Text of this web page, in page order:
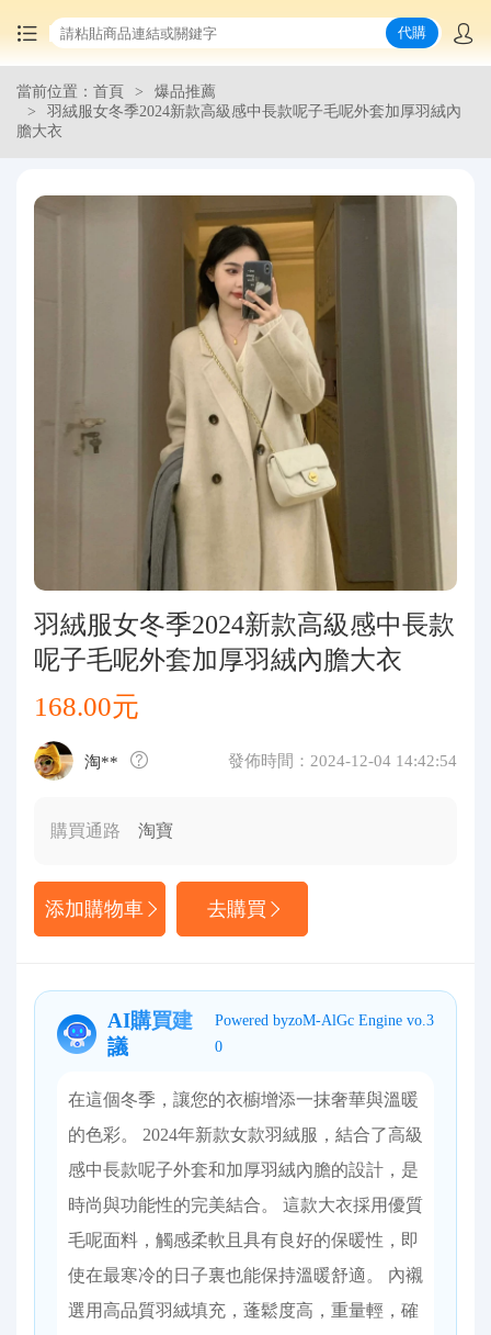
首頁
集運服務
物流資訊
代購
當前位置：首頁
爆品推薦
羽絨服女冬季2024新款高級感中長款呢子毛呢外套加厚羽絨內
膽大衣
羽絨服女冬季2024新款高級感中長款
呢子毛呢外套加厚羽絨內膽大衣
168.00元
淘** 發佈時間：2024-12-04 14:42:54
購買通路 淘寶
添加購物車 去購買
AI購買建
議
Powered byzoM-AlGc Engine vo.3
0
在這個冬季，讓您的衣櫥增添一抹奢華與溫暖
的色彩。 2024年新款女款羽絨服，結合了高級
感中長款呢子外套和加厚羽絨內膽的設計，是
時尚與功能性的完美結合。 這款大衣採用優質
毛呢面料，觸感柔軟且具有良好的保暖性，即
使在最寒冷的日子裏也能保持溫暖舒適。 內襯
選用高品質羽絨填充，蓬鬆度高，重量輕，確